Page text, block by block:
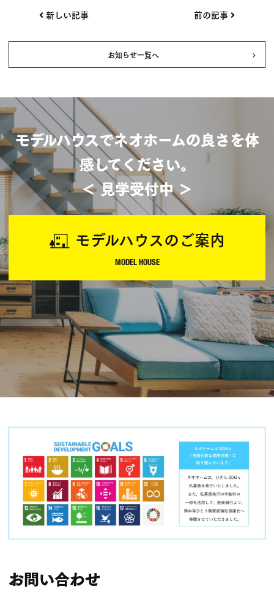
投
ビ
ゲー
ショ
ン
前の記事
新しい記事
お知らせ一覧へ
モデルハウスでネオホームの良さを体
感してください。
＜ 見学受付中 ＞
モデルハウスのご案内
お問い合わせ